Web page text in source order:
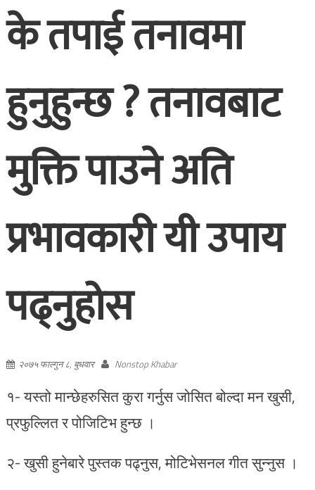
के तपाई तनावमा
हुनुहुन्छ ? तनावबाट
मुक्ति पाउने अति
प्रभावकारी यी उपाय
पढ्नुहोस
२०७५ फाल्गुन ८, बुधवार Nonstop Khabar
१- यस्तो मान्छेहरुसित कुरा गर्नुस जोसित बोल्दा मन खुसी,
प्रफुल्लित र पोजिटिभ हुन्छ ।
२- खुसी हुनेबारे पुस्तक पढ्नुस, मोटिभेसनल गीत सुन्नुस ।